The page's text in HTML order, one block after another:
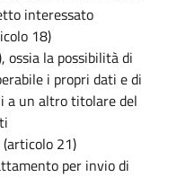
interessato
18)
ossia la possibilità di
i propri dati e di
a un altro titolare del
21)
per invio di